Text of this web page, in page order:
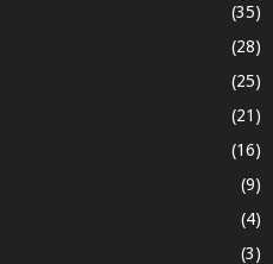
(35)
(28)
(25)
(21)
(16)
(9)
(4)
(3)